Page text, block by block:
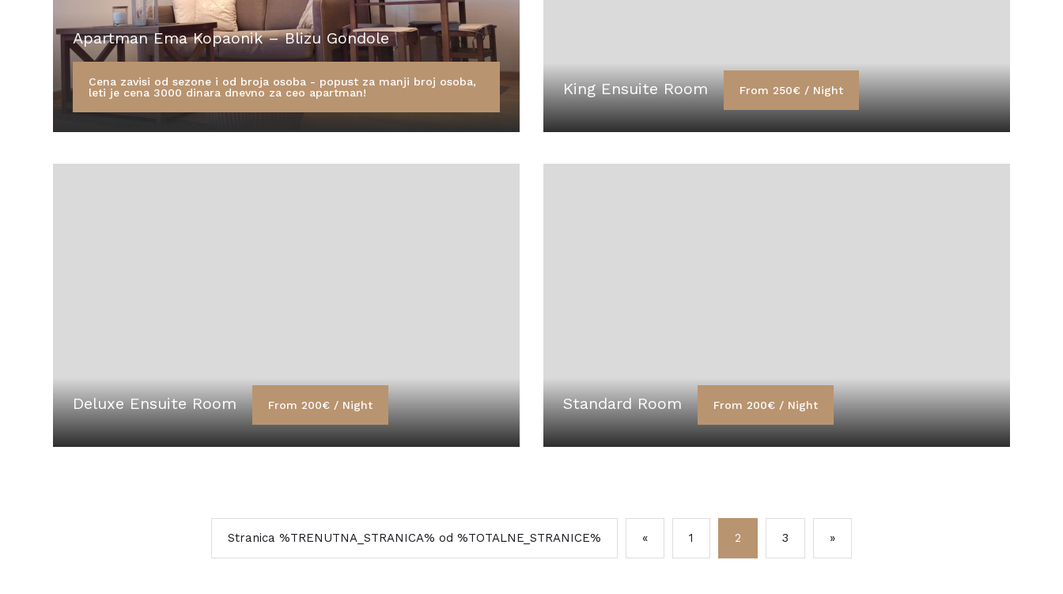
Apartman Ema Kopaonik – Blizu Gondole
Cena zavisi od sezone i od broja osoba - popust za manji broj osoba,
leti je cena 3000 dinara dnevno za ceo apartman!
King Ensuite Room From 250€ / Night
Deluxe Ensuite Room From 200€ / Night Standard Room From 200€ / Night
Stranica %TRENUTNA_STRANICA% od %TOTALNE_STRANICE% « 1 2 3 »